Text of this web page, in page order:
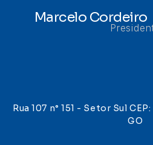
Marcelo Cordeiro
Rua 107 n° 151 - Setor Sul
GO